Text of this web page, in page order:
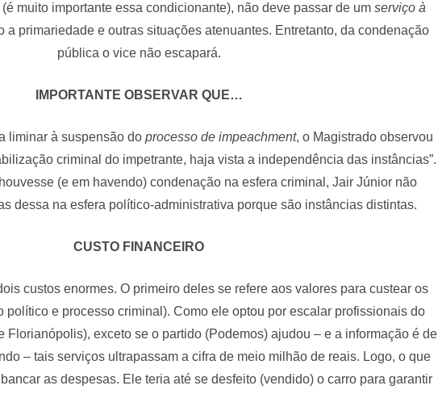
muito importante essa condicionante), não deve passar de umserviço à
a primariedade e outras situações atenuantes. Entretanto, da condenação
pública o vice não escapará.
IMPORTANTE OBSERVAR QUE…
liminar à suspensão do processo de impeachment, o Magistrado observou
criminal do impetrante, haja vista a independência das instâncias”.
(e em havendo) condenação na esfera criminal, Jair Júnior não
dessa na esfera político-administrativa porque são instâncias distintas.
CUSTO FINANCEIRO
custos enormes. O primeiro deles se refere aos valores para custear os
político e processo criminal). Como ele optou por escalar profissionais do
Florianópolis), exceto se o partido (Podemos) ajudou – e a informação é de
– tais serviços ultrapassam a cifra de meio milhão de reais. Logo, o que
as despesas. Ele teria até se desfeito (vendido) o carro para garantir